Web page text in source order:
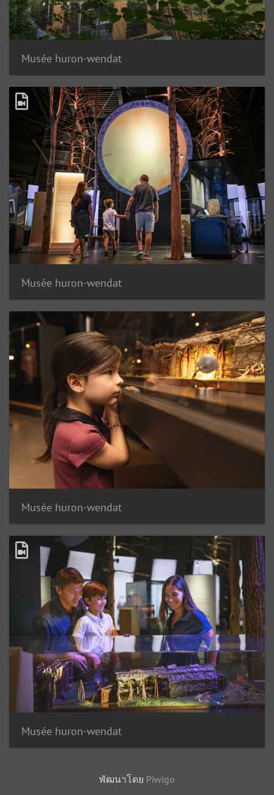
Musée huron-wendat
Musée huron-wendat
Musée huron-wendat
Musée huron-wendat
พัฒนาโดย Piwigo